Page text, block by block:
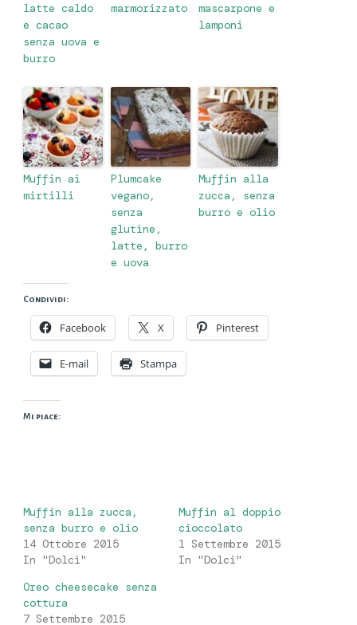
latte caldo
e cacao
senza uova e
burro
marmorizzato
mascarpone e
lamponi
Muffin ai
mirtilli
Plumcake
vegano,
senza
glutine,
latte, burro
e uova
Muffin alla
zucca, senza
burro e olio
Condividi:
Facebook X Pinterest
E-mail Stampa
Mi piace:
Muffin alla zucca,
senza burro e olio
14 Ottobre 2015
In "Dolci"
Muffin al doppio
cioccolato
1 Settembre 2015
In "Dolci"
Oreo cheesecake senza
cottura
7 Settembre 2015